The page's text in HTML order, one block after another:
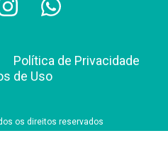
Política de Privacidade
de Uso
os direitos reservados